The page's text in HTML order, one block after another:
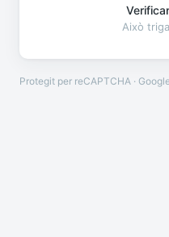
Això
Protegit per reCAPTCHA ·